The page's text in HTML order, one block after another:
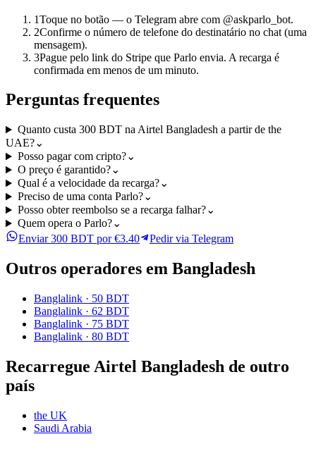
1Toque no botão — o Telegram abre com @askparlo_bot.
2Confirme o número de telefone do destinatário no chat (uma
mensagem).
3Pague pelo link do Stripe que Parlo envia. A recarga é
confirmada em menos de um minuto.
Perguntas frequentes
Quanto custa 300 BDT na Airtel Bangladesh a partir de the
UAE?⌄
Posso pagar com cripto?⌄
O preço é garantido?⌄
Qual é a velocidade da recarga?⌄
Preciso de uma conta Parlo?⌄
Posso obter reembolso se a recarga falhar?⌄
Quem opera o Parlo?⌄
Enviar 300 BDT por €3.40
Pedir via Telegram
Outros operadores em Bangladesh
Banglalink · 50 BDT
Banglalink · 62 BDT
Banglalink · 75 BDT
Banglalink · 80 BDT
Recarregue Airtel Bangladesh de outro
país
the UK
Saudi Arabia